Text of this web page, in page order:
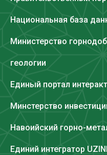
Национальная база
Министерство
геологии
Единый портал
Минстерство
Навоийский горно-
Единий интегратор